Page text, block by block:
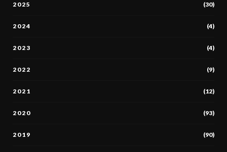
2025 (30)
2024 (4)
2023 (4)
2022 (9)
2021 (12)
2020 (93)
2019 (90)